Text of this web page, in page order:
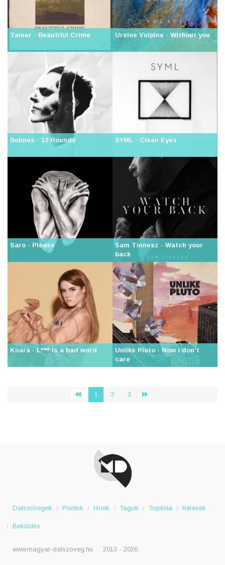
Tamer - Beautiful Crime Ursine Vulpine - Without you
Bohnes - 12 Rounds SYML - Clean Eyes
Saro - Please
Sam Tinnesz - Watch your
back
Kiiara - L*** is a bad word
Unlike Pluto - Now I don't
care
1 2 3
Dalszövegek Pontok Hírek Tagok Toplista Kérések
Beküldés
www.magyar-dalszoveg.hu 2013 - 2026